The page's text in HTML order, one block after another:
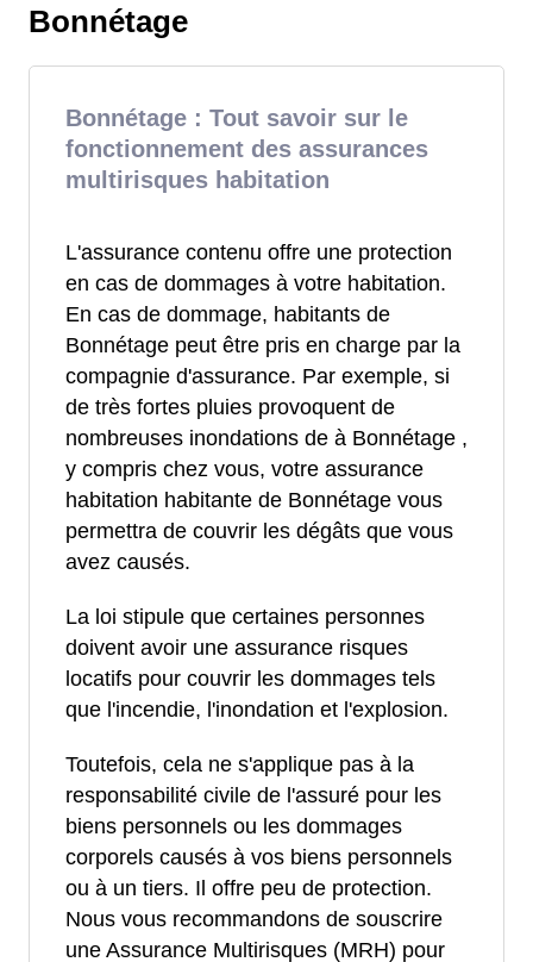
Bonnétage
Bonnétage : Tout savoir sur le
fonctionnement des assurances
multirisques habitation
L'assurance contenu offre une protection
en cas de dommages à votre habitation.
En cas de dommage, habitants de
Bonnétage peut être pris en charge par la
compagnie d'assurance. Par exemple, si
de très fortes pluies provoquent de
nombreuses inondations de à Bonnétage ,
y compris chez vous, votre assurance
habitation habitante de Bonnétage vous
permettra de couvrir les dégâts que vous
avez causés.
La loi stipule que certaines personnes
doivent avoir une assurance risques
locatifs pour couvrir les dommages tels
que l'incendie, l'inondation et l'explosion.
Toutefois, cela ne s'applique pas à la
responsabilité civile de l'assuré pour les
biens personnels ou les dommages
corporels causés à vos biens personnels
ou à un tiers. Il offre peu de protection.
Nous vous recommandons de souscrire
une Assurance Multirisques (MRH) pour